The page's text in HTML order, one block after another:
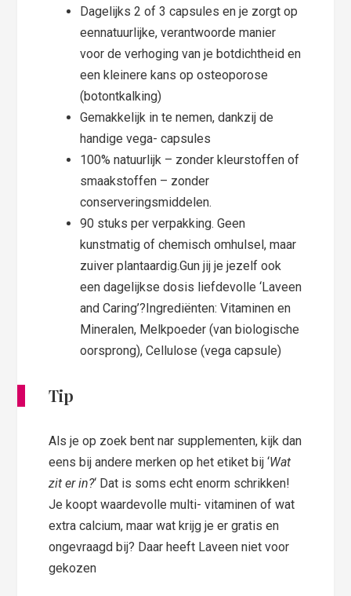
Dagelijks 2 of 3 capsules en je zorgt op
eennatuurlijke, verantwoorde manier
voor de verhoging van je botdichtheid en
een kleinere kans op osteoporose
(botontkalking)
Gemakkelijk in te nemen, dankzij de
handige vega- capsules
100% natuurlijk – zonder kleurstoffen of
smaakstoffen – zonder
conserveringsmiddelen.
90 stuks per verpakking. Geen
kunstmatig of chemisch omhulsel, maar
zuiver plantaardig.Gun jij je jezelf ook
een dagelijkse dosis liefdevolle ‘Laveen
and Caring’?Ingrediënten: Vitaminen en
Mineralen, Melkpoeder (van biologische
oorsprong), Cellulose (vega capsule)
Tip
Als je op zoek bent nar supplementen, kijk dan
eens bij andere merken op het etiket bij ‘Wat
zit er in?‘ Dat is soms echt enorm schrikken!
Je koopt waardevolle multi- vitaminen of wat
extra calcium, maar wat krijg je er gratis en
ongevraagd bij? Daar heeft Laveen niet voor
gekozen